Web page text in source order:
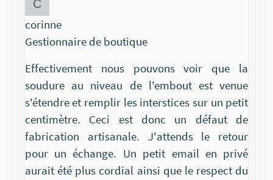
corinne
Gestionnaire de boutique
Effectivement nous pouvons voir que la
soudure au niveau de l'embout est venue
s'étendre et remplir les interstices sur un petit
centimètre. Ceci est donc un défaut de
fabrication artisanale. J'attends le retour
pour un échange. Un petit email en privé
aurait été plus cordial ainsi que le respect du